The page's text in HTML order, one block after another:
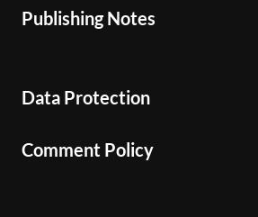
Publishing Notes
Data Protection
Comment Policy